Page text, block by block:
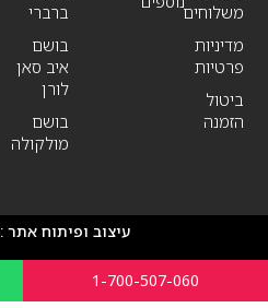
משלוחים
מדיניות
פרטיות
ביטול
הזמנה
ברברי
בושם
איב סאן
לורן
בושם
מולקולה
עיצוב ופיתוח אתר :
1-700-507-060